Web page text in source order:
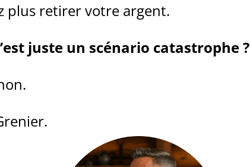
plus retirer votre argent.
juste un scénario catastrophe ?